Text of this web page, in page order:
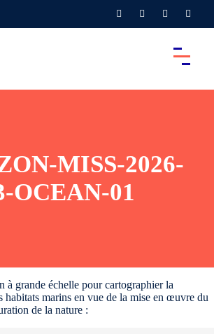
MISS-2026-
OCEAN-01
à grande échelle pour cartographier la
habitats marins en vue de la mise en œuvre du
de la nature :